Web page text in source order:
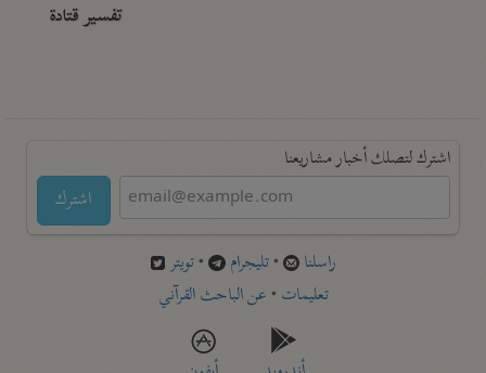
تفسير قتادة
اشترك لتصلك أخبار مشاريعنا
اشترك
راسلنا •تليجرام •تويتر
تعليمات •عن الباحث القرآني